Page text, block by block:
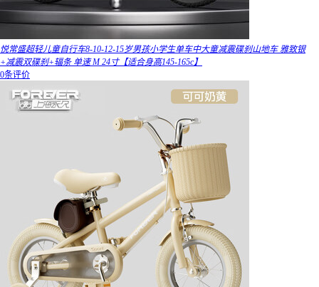
悦常盛超轻儿童自行车8-10-12-15岁男孩小学生单车中大童减震碟刹山地车 雅致银
+减震双碟刹+辐条 单速 M 24寸【适合身高145-165c】
0条评价